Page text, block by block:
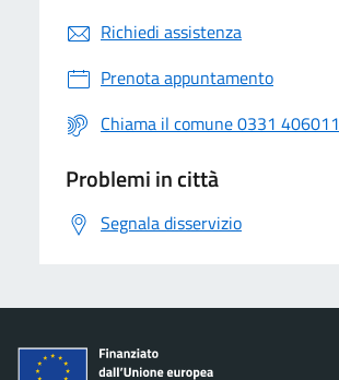
Richiedi assistenza
Prenota appuntamento
Chiama il comune 0331 406011
Problemi in città
Segnala disservizio